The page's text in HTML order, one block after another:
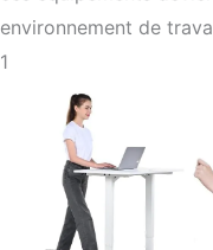
environnement de
1